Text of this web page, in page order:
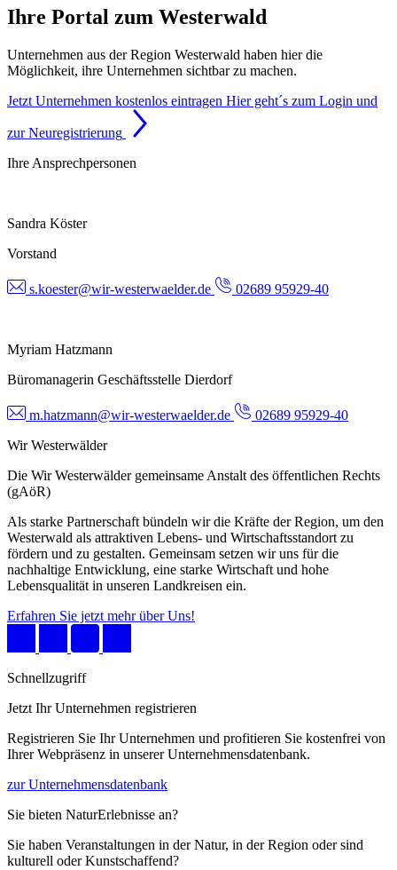
Ihre Portal zum Westerwald
Unternehmen aus der Region Westerwald haben hier die
Möglichkeit, ihre Unternehmen sichtbar zu machen.
Jetzt Unternehmen kostenlos eintragen Hier geht´s zum Login und
zur Neuregistrierung
Ihre Ansprechpersonen
Sandra Köster
Vorstand
s.koester@wir-westerwaelder.de 02689 95929-40
Myriam Hatzmann
Büromanagerin Geschäftsstelle Dierdorf
m.hatzmann@wir-westerwaelder.de
02689 95929-40
Wir Westerwälder
Die Wir Westerwälder gemeinsame Anstalt des öffentlichen Rechts
(gAöR)
Als starke Partnerschaft bündeln wir die Kräfte der Region, um den
Westerwald als attraktiven Lebens- und Wirtschaftsstandort zu
fördern und zu gestalten. Gemeinsam setzen wir uns für die
nachhaltige Entwicklung, eine starke Wirtschaft und hohe
Lebensqualität in unseren Landkreisen ein.
Erfahren Sie jetzt mehr über Uns!
Schnellzugriff
Jetzt Ihr Unternehmen registrieren
Registrieren Sie Ihr Unternehmen und profitieren Sie kostenfrei von
Ihrer Webpräsenz in unserer Unternehmensdatenbank.
zur Unternehmensdatenbank
Sie bieten NaturErlebnisse an?
Sie haben Veranstaltungen in der Natur, in der Region oder sind
kulturell oder Kunstschaffend?